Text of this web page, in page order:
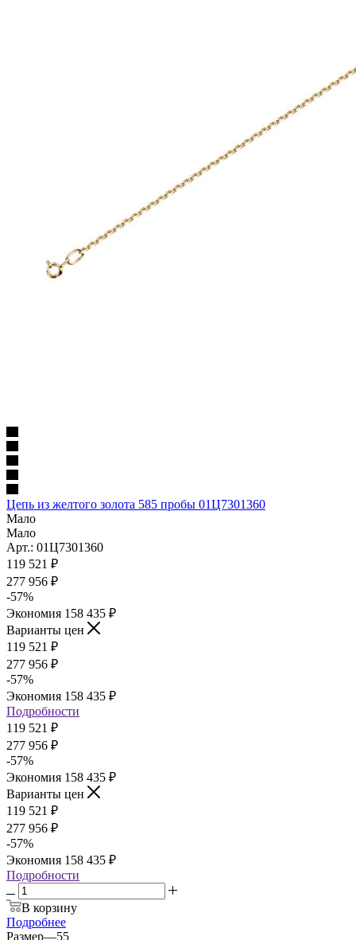
Цепь из желтого золота 585 пробы 01Ц7301360
Мало
Мало
Арт.: 01Ц7301360
119 521 ₽
277 956 ₽
-57%
Экономия 158 435 ₽
Варианты цен
119 521 ₽
277 956 ₽
-57%
Экономия 158 435 ₽
Подробности
119 521 ₽
277 956 ₽
-57%
Экономия 158 435 ₽
Варианты цен
119 521 ₽
277 956 ₽
-57%
Экономия 158 435 ₽
Подробности
В корзину
Подробнее
Размер—55